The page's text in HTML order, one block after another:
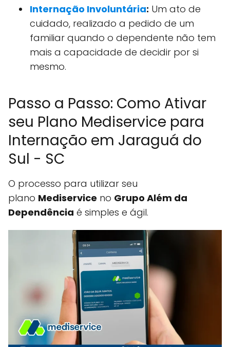
Internação Involuntária: Um ato de
cuidado, realizado a pedido de um
familiar quando o dependente não tem
mais a capacidade de decidir por si
mesmo.
Passo a Passo: Como Ativar
seu Plano Mediservice para
Internação em Jaraguá do
Sul - SC
O processo para utilizar seu
plano Mediservice no Grupo Além da
Dependência é simples e ágil.